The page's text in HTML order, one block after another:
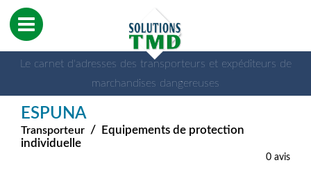
Le carnet d'adresses des transporteurs et expéditeurs de
marchandises dangereuses
ESPUNA
Transporteur /
Equipements de protection
individuelle
0 avis